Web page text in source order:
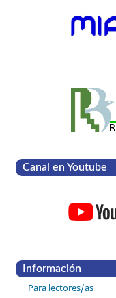
Canal en Youtube
Información
Para lectores/as